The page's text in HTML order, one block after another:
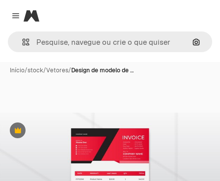
Close menu
Magnific
Início/stock/Vetores/Design de modelo de …
Premium